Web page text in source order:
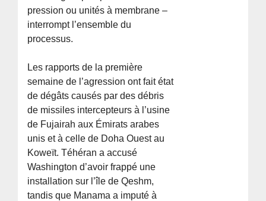
pression ou unités à membrane –
interrompt l’ensemble du
processus.
Les rapports de la première
semaine de l’agression ont fait état
de dégâts causés par des débris
de missiles intercepteurs à l’usine
de Fujairah aux Émirats arabes
unis et à celle de Doha Ouest au
Koweït. Téhéran a accusé
Washington d’avoir frappé une
installation sur l’île de Qeshm,
tandis que Manama a imputé à